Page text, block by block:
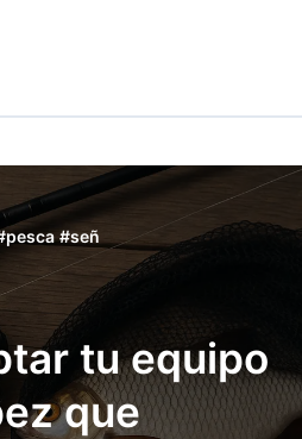
pesca #señ
tu equipo
que